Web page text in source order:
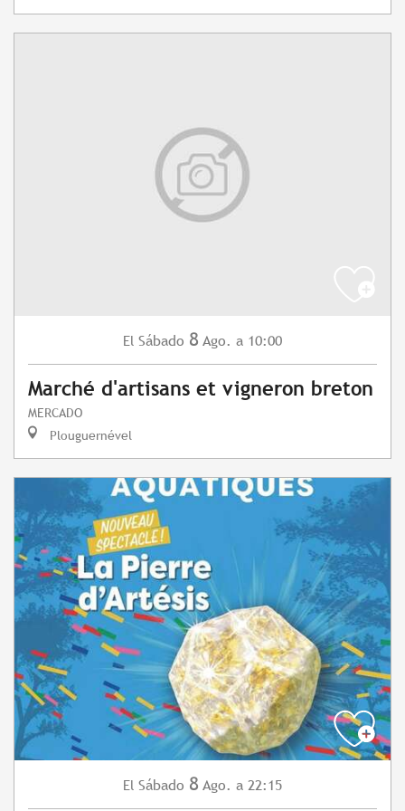
El Sábado 8 Ago. a 10:00
Marché d'artisans et vigneron breton
MERCADO
Plouguernével
El Sábado 8 Ago. a 22:15